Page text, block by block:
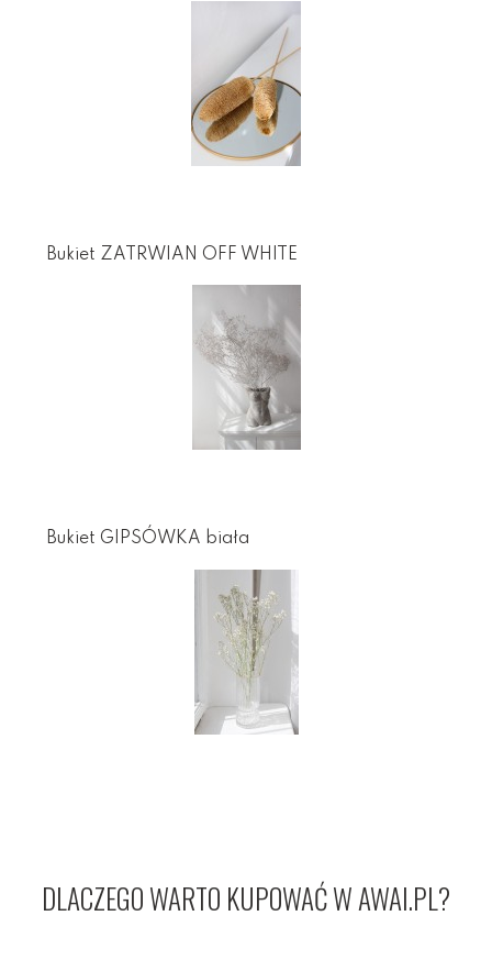
Bukiet ZATRWIAN OFF WHITE
Bukiet GIPSÓWKA biała
DLACZEGO WARTO KUPOWAĆ W AWAI.PL?